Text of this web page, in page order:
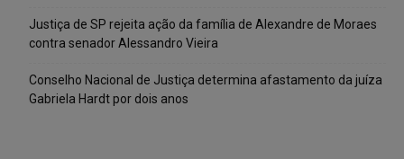
Justiça de SP rejeita ação da família de Alexandre de Moraes
contra senador Alessandro Vieira
Conselho Nacional de Justiça determina afastamento da juíza
Gabriela Hardt por dois anos